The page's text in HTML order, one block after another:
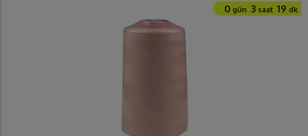
0gün 3saat 19 dk